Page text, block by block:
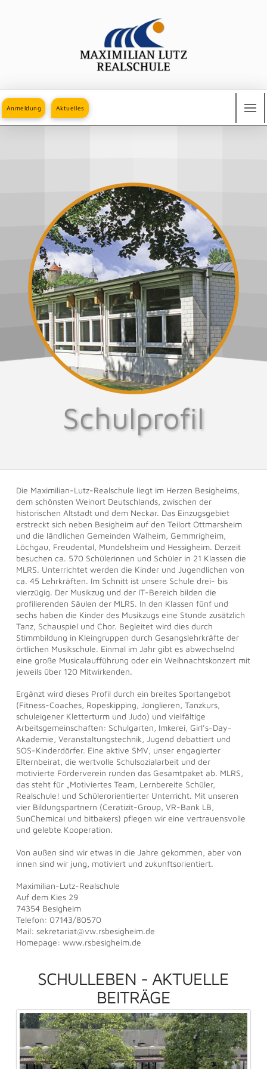
Anmeldung Aktuelles
Schulprofil
Die Maximilian-Lutz-Realschule liegt im Herzen Besigheims,
dem schönsten Weinort Deutschlands, zwischen der
historischen Altstadt und dem Neckar. Das Einzugsgebiet
erstreckt sich neben Besigheim auf den Teilort Ottmarsheim
und die ländlichen Gemeinden Walheim, Gemmrigheim,
Löchgau, Freudental, Mundelsheim und Hessigheim. Derzeit
besuchen ca. 570 Schülerinnen und Schüler in 21 Klassen die
MLRS. Unterrichtet werden die Kinder und Jugendlichen von
ca. 45 Lehrkräften. Im Schnitt ist unsere Schule drei- bis
vierzügig. Der Musikzug und der IT-Bereich bilden die
profilierenden Säulen der MLRS. In den Klassen fünf und
sechs haben die Kinder des Musikzugs eine Stunde zusätzlich
Tanz, Schauspiel und Chor. Begleitet wird dies durch
Stimmbildung in Kleingruppen durch Gesangslehrkräfte der
örtlichen Musikschule. Einmal im Jahr gibt es abwechselnd
eine große Musicalaufführung oder ein Weihnachtskonzert mit
jeweils über 120 Mitwirkenden.
Ergänzt wird dieses Profil durch ein breites Sportangebot
(Fitness-Coaches, Ropeskipping, Jonglieren, Tanzkurs,
schuleigener Kletterturm und Judo) und vielfältige
Arbeitsgemeinschaften: Schulgarten, Imkerei, Girl’s-Day-
Akademie, Veranstaltungstechnik, Jugend debattiert und
SOS-Kinderdörfer. Eine aktive SMV, unser engagierter
Elternbeirat, die wertvolle Schulsozialarbeit und der
motivierte Förderverein runden das Gesamtpaket ab. MLRS,
das steht für „Motiviertes Team, Lernbereite Schüler,
Realschule! und Schülerorientierter Unterricht. Mit unseren
vier Bildungspartnern (Ceratizit-Group, VR-Bank LB,
SunChemical und bitbakers) pflegen wir eine vertrauensvolle
und gelebte Kooperation.
Von außen sind wir etwas in die Jahre gekommen, aber von
innen sind wir jung, motiviert und zukunftsorientiert.
Maximilian-Lutz-Realschule
Auf dem Kies 29
74354 Besigheim
Telefon: 07143/80570
Mail: sekretariat@vw.rsbesigheim.de
Homepage: www.rsbesigheim.de
SCHULLEBEN - AKTUELLE
BEITRÄGE